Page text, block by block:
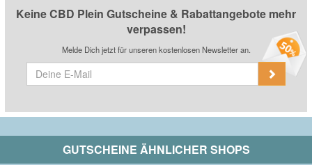
Keine CBD Plein Gutscheine & Rabattangebote mehr
verpassen!
Melde Dich jetzt für unseren kostenlosen Newsletter an.
GUTSCHEINE ÄHNLICHER SHOPS